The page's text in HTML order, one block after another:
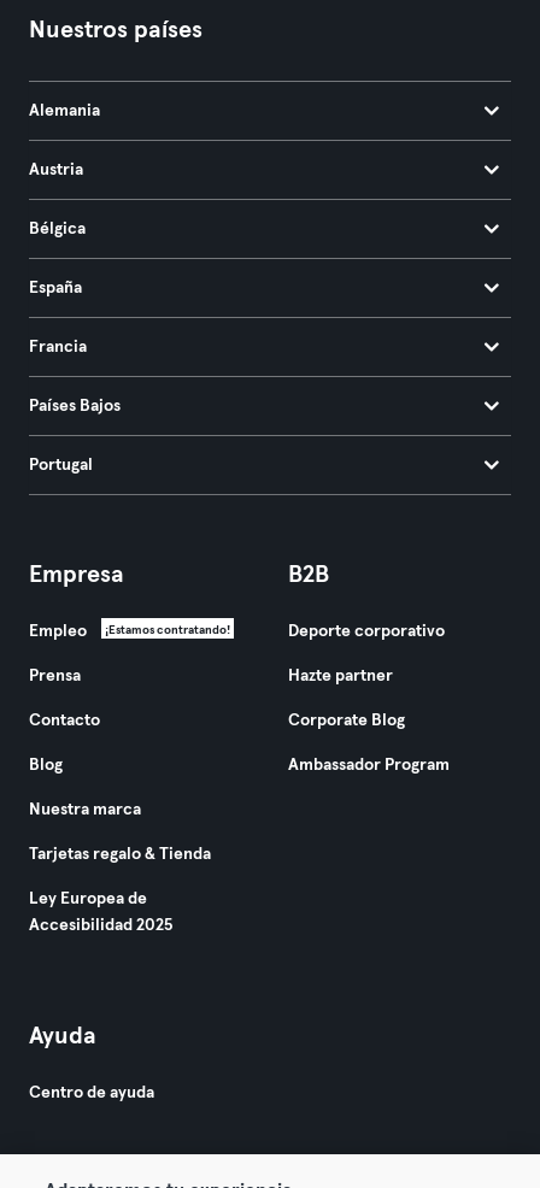
Nuestros países
Alemania
Austria
Bélgica
España
Francia
Países Bajos
Portugal
Empresa
Empleo ¡Estamos contratando!
Prensa
Contacto
Blog
Nuestra marca
Tarjetas regalo & Tienda
Ley Europea de
Accesibilidad 2025
B2B
Deporte corporativo
Hazte partner
Corporate Blog
Ambassador Program
Ayuda
Centro de ayuda